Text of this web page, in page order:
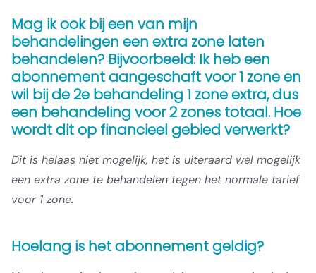
Mag ik ook bij een van mijn
behandelingen een extra zone laten
behandelen? Bijvoorbeeld: Ik heb een
abonnement aangeschaft voor 1 zone en
wil bij de 2e behandeling 1 zone extra, dus
een behandeling voor 2 zones totaal. Hoe
wordt dit op financieel gebied verwerkt?
Dit is helaas niet mogelijk, het is uiteraard wel mogelijk
een extra zone te behandelen tegen het normale tarief
voor 1 zone.
Hoelang is het abonnement geldig?